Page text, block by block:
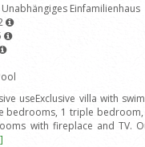
Unabhängiges Einfamilienhaus
useExclusive villa with
bedrooms, 1 triple
with fireplace and TV.